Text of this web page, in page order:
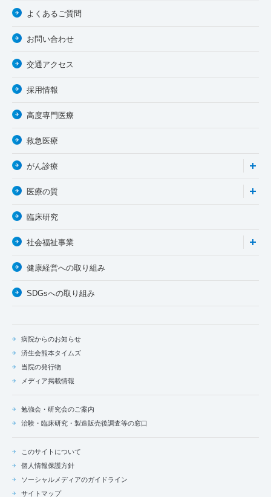
病院からのお知らせ
済生会熊本タイムズ
当院の発行物
メディア掲載情報
勉強会・研究会のご案内
治験・臨床研究・製造販売後調査等の窓口
このサイトについて
個人情報保護方針
ソーシャルメディアのガイドライン
サイトマップ
よくあるご質問
お問い合わせ
交通アクセス
採用情報
高度専門医療
救急医療
がん診療
医療の質
臨床研究
社会福祉事業
健康経営への取り組み
SDGsへの取り組み